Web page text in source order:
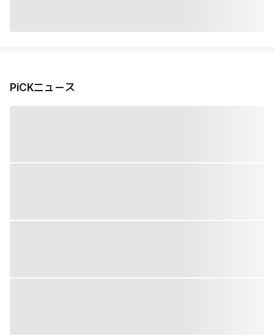
PiCKニュース